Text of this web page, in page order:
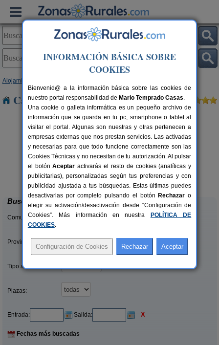
Alojamientos
Casas Rurales cerca de Lorenzana
8+1 pers.
desde27 €
Complejo Rural Aguas Frías
La Omañuela (León)
Buscar
Comunidades:
Provincias/Islas:
Tipo alquiler:
Plazas:
Entrada: Salida: X
Fechas más buscadas
INFORMACIÓN BÁSICA SOBRE
COOKIES
Bienvenid@ a la información básica sobre las cookies de
nuestro portal responsabilidad de Mario Temprado Casas.
Una cookie o galleta informática es un pequeño archivo de
información que se guarda en tu pc, smartphone o tablet al
visitar el portal. Algunas son nuestras y otras pertenecen a
empresas externas que nos prestan servicios. Las activadas
y necesarias para que todo funcione correctamente son las
Cookies Técnicas y no necesitan de tu autorización. Al pulsar
el botónAceptar activarás el resto de cookies (analíticas y
publicitarias), personalizadas según tus preferencias y con
publicidad ajustada a tus búsquedas. Estas últimas puedes
desactivarlas por completo pulsando el botón Rechazar o
elegir su activación/desactivación desde “Configuración de
Cookies”. Más información en nuestra
POLÍTICA DE
COOKIES.